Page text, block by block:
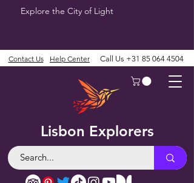
Explore the City of Light
Lisbon Explorers
Contact Us Help Center Call Us +31 85 064 4504